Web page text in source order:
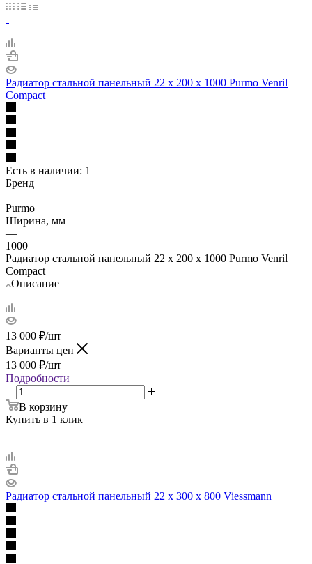
Радиатор стальной панельный 22 х 200 х 1000 Purmo Venril
Compact
Есть в наличии: 1
Бренд
—
Purmo
Ширина, мм
—
1000
Радиатор стальной панельный 22 х 200 х 1000 Purmo Venril
Compact
Описание
13 000 ₽/шт
Варианты цен
13 000 ₽/шт
Подробности
В корзину
Купить в 1 клик
Радиатор стальной панельный 22 х 300 х 800 Viessmann